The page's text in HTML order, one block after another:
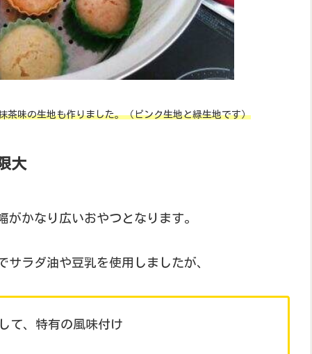
茶味の生地も作りました。（ピンク生地と緑生地です）
大
かなり広いおやつとなります。
ラダ油や豆乳を使用しましたが、
て、特有の風味付け